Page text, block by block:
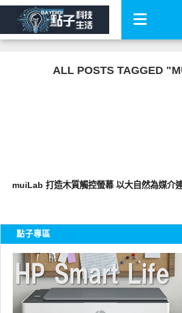
ALL POSTS TAGGED
muiLab 打造木質觸控螢幕 以大自然為媒介
點子專區